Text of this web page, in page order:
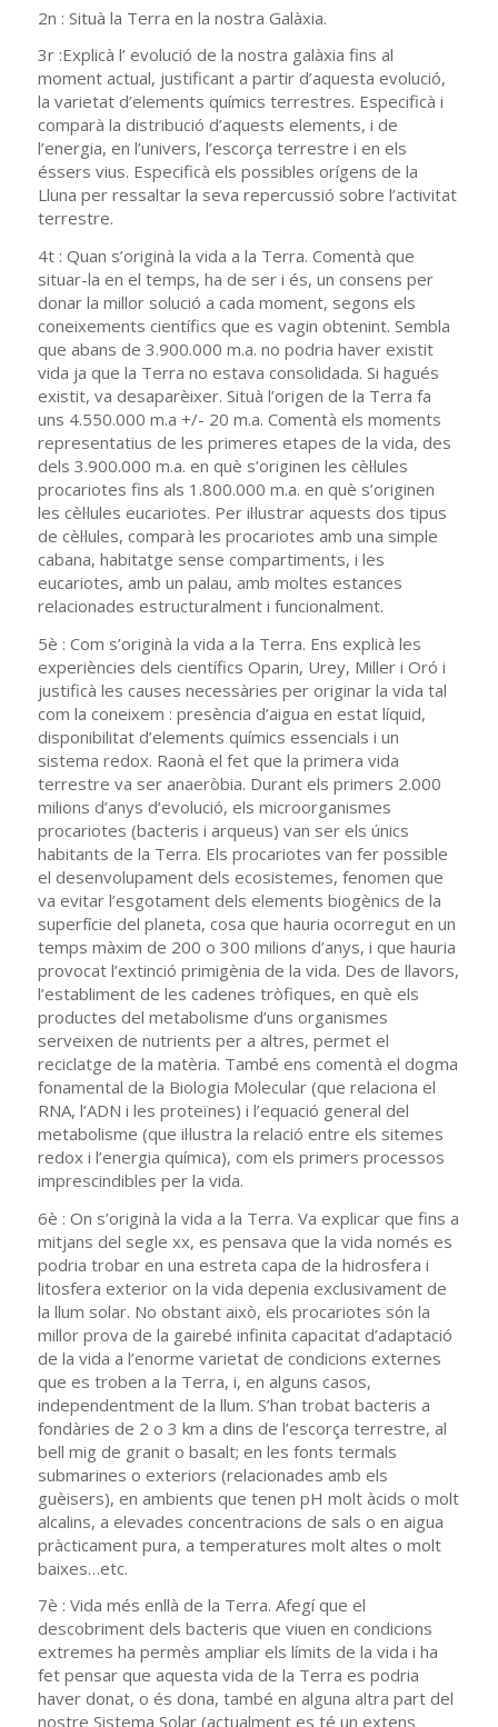
2n : Situà la Terra en la nostra Galàxia.
3r :Explicà l’ evolució de la nostra galàxia fins al
moment actual, justificant a partir d’aquesta evolució,
la varietat d’elements químics terrestres. Especificà i
comparà la distribució d’aquests elements, i de
l’energia, en l’univers, l’escorça terrestre i en els
éssers vius. Especificà els possibles orígens de la
Lluna per ressaltar la seva repercussió sobre l’activitat
terrestre.
4t : Quan s’originà la vida a la Terra. Comentà que
situar-la en el temps, ha de ser i és, un consens per
donar la millor solució a cada moment, segons els
coneixements científics que es vagin obtenint. Sembla
que abans de 3.900.000 m.a. no podria haver existit
vida ja que la Terra no estava consolidada. Si hagués
existit, va desaparèixer. Situà l’origen de la Terra fa
uns 4.550.000 m.a +/- 20 m.a. Comentà els moments
representatius de les primeres etapes de la vida, des
dels 3.900.000 m.a. en què s’originen les cèl·lules
procariotes fins als 1.800.000 m.a. en què s’originen
les cèl·lules eucariotes. Per il·lustrar aquests dos tipus
de cèl·lules, comparà les procariotes amb una simple
cabana, habitatge sense compartiments, i les
eucariotes, amb un palau, amb moltes estances
relacionades estructuralment i funcionalment.
5è : Com s’originà la vida a la Terra. Ens explicà les
experiències dels científics Oparin, Urey, Miller i Oró i
justificà les causes necessàries per originar la vida tal
com la coneixem : presència d’aigua en estat líquid,
disponibilitat d’elements químics essencials i un
sistema redox. Raonà el fet que la primera vida
terrestre va ser anaeròbia. Durant els primers 2.000
milions d’anys d’evolució, els microorganismes
procariotes (bacteris i arqueus) van ser els únics
habitants de la Terra. Els procariotes van fer possible
el desenvolupament dels ecosistemes, fenomen que
va evitar l’esgotament dels elements biogènics de la
superfície del planeta, cosa que hauria ocorregut en un
temps màxim de 200 o 300 milions d’anys, i que hauria
provocat l’extinció primigènia de la vida. Des de llavors,
l’establiment de les cadenes tròfiques, en què els
productes del metabolisme d’uns organismes
serveixen de nutrients per a altres, permet el
reciclatge de la matèria. També ens comentà el dogma
fonamental de la Biologia Molecular (que relaciona el
RNA, l’ADN i les proteïnes) i l’equació general del
metabolisme (que il·lustra la relació entre els sitemes
redox i l’energia química), com els primers processos
imprescindibles per la vida.
6è : On s’originà la vida a la Terra. Va explicar que fins a
mitjans del segle xx, es pensava que la vida només es
podria trobar en una estreta capa de la hidrosfera i
litosfera exterior on la vida depenia exclusivament de
la llum solar. No obstant això, els procariotes són la
millor prova de la gairebé infinita capacitat d’adaptació
de la vida a l’enorme varietat de condicions externes
que es troben a la Terra, i, en alguns casos,
independentment de la llum. S’han trobat bacteris a
fondàries de 2 o 3 km a dins de l’escorça terrestre, al
bell mig de granit o basalt; en les fonts termals
submarines o exteriors (relacionades amb els
guèisers), en ambients que tenen pH molt àcids o molt
alcalins, a elevades concentracions de sals o en aigua
pràcticament pura, a temperatures molt altes o molt
baixes…etc.
7è : Vida més enllà de la Terra. Afegí que el
descobriment dels bacteris que viuen en condicions
extremes ha permès ampliar els límits de la vida i ha
fet pensar que aquesta vida de la Terra es podria
haver donat, o és dona, també en alguna altra part del
nostre Sistema Solar (actualment es té un extens